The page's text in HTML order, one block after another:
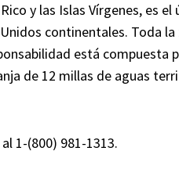
y las Islas Vírgenes, es el
continentales. Toda
está compuesta
de 12 millas de aguas
1-(800) 981-1313.